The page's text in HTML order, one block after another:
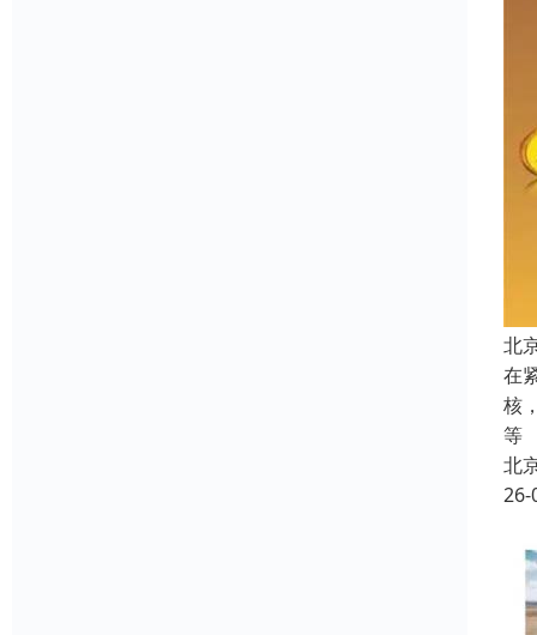
北
在
核
等
北
26-